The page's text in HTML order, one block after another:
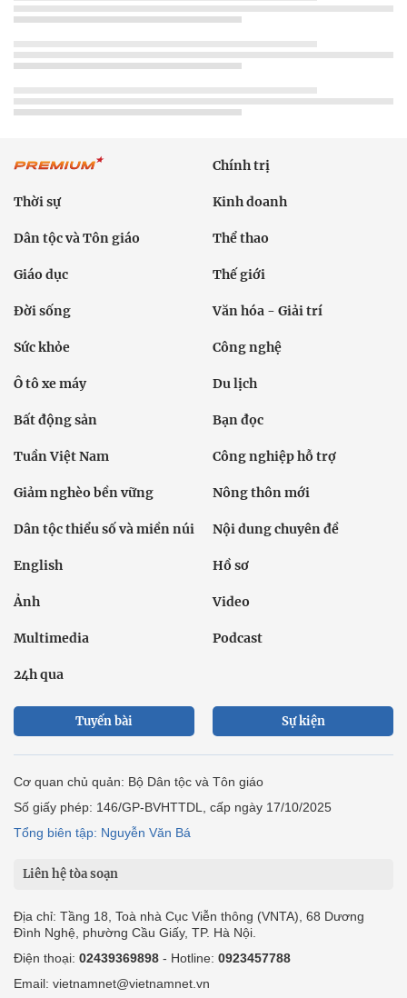
Chính trị
Thời sự Kinh doanh
Dân tộc và Tôn giáo Thể thao
Giáo dục Thế giới
Đời sống Văn hóa - Giải trí
Sức khỏe Công nghệ
Ô tô xe máy Du lịch
Bất động sản Bạn đọc
Tuần Việt Nam Công nghiệp hỗ trợ
Giảm nghèo bền vững Nông thôn mới
Dân tộc thiểu số và miền núi Nội dung chuyên đề
English Hồ sơ
Ảnh Video
Multimedia Podcast
24h qua
Tuyến bài Sự kiện
Cơ quan chủ quản: Bộ Dân tộc và Tôn giáo
Số giấy phép: 146/GP-BVHTTDL, cấp ngày 17/10/2025
Tổng biên tập: Nguyễn Văn Bá
Liên hệ tòa soạn
Địa chỉ: Tầng 18, Toà nhà Cục Viễn thông (VNTA), 68 Dương
Đình Nghệ, phường Cầu Giấy, TP. Hà Nội.
Điện thoại: 02439369898 - Hotline: 0923457788
Email: vietnamnet@vietnamnet.vn